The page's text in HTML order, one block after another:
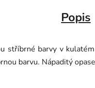
Popis
stříbrné barvy v
barvu. Nápaditý